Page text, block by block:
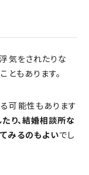
気をされたりな
ともあります。
可能性もあります
り、結婚相談所な
みるのもよいでし